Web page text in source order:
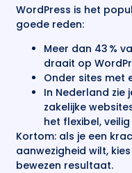
WordPress is het
goede reden:
Meer dan 43 %
draait op
Onder sites met
In Nederland
zakelijke
het flexibel,
Kortom: als je een
aanwezigheid wilt,
bewezen resultaat.